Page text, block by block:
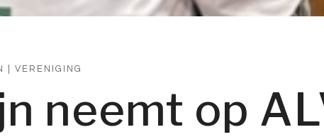
VERENIGING
neemt op